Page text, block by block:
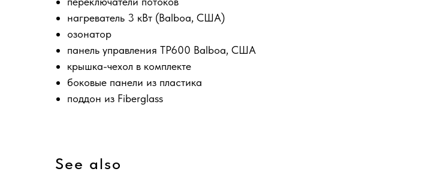
нагреватель 3 кВт (Balboa, США)
озонатор
панель управления TP600 Balboa, США
крышка-чехол в комплекте
боковые панели из пластика
поддон из Fiberglass
See also